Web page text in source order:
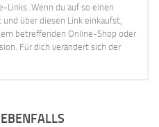
Links. Wenn du auf so einen
über diesen Link einkaufst,
betreffenden Online-Shop oder
Für dich verändert sich der